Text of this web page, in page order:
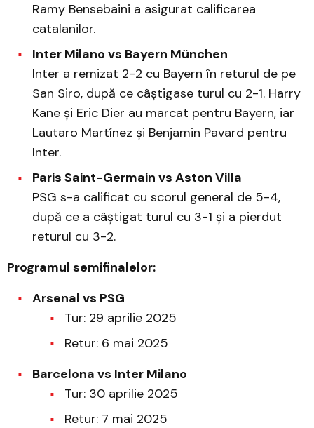
Ramy Bensebaini a asigurat calificarea
catalanilor.
Inter Milano vs Bayern München
Inter a remizat 2-2 cu Bayern în returul de pe
San Siro, după ce câștigase turul cu 2-1. Harry
Kane și Eric Dier au marcat pentru Bayern, iar
Lautaro Martínez și Benjamin Pavard pentru
Inter. ​
Paris Saint-Germain vs Aston Villa
PSG s-a calificat cu scorul general de 5-4,
după ce a câștigat turul cu 3-1 și a pierdut
returul cu 3-2.
Programul semifinalelor:
Arsenal vs PSG
Tur: 29 aprilie 2025
Retur: 6 mai 2025​
Barcelona vs Inter Milano
Tur: 30 aprilie 2025
Retur: 7 mai 2025​